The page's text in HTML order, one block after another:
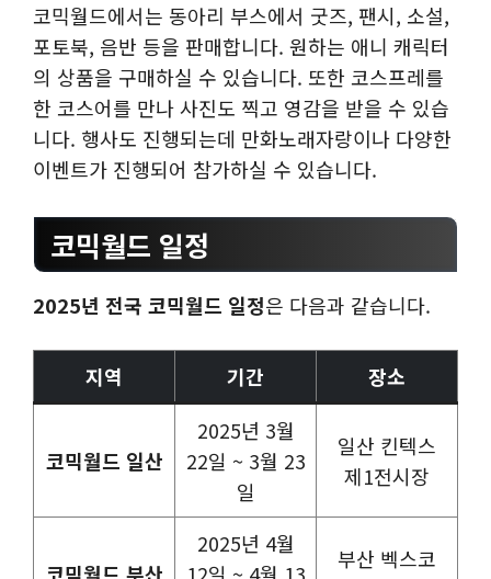
코믹월드에서는 동아리 부스에서 굿즈, 팬시, 소설,
포토북, 음반 등을 판매합니다. 원하는 애니 캐릭터
의 상품을 구매하실 수 있습니다. 또한 코스프레를
한 코스어를 만나 사진도 찍고 영감을 받을 수 있습
니다. 행사도 진행되는데 만화노래자랑이나 다양한
이벤트가 진행되어 참가하실 수 있습니다.
코믹월드 일정
2025년 전국 코믹월드 일정은 다음과 같습니다.
지역 기간 장소
코믹월드 일산
2025년 3월
22일 ~ 3월 23
일
일산 킨텍스
제1전시장
코믹월드 부산
2025년 4월
12일 ~ 4월 13
부산 벡스코